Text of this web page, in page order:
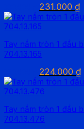
Giá
gốc
là:
231.000 ₫
Tay nắm tròn 1 đầu
704.13.165
Giá
gốc
là:
224.000 ₫
Tay nắm tròn 1 đầu
704.13.476